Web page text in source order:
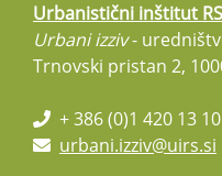
Urbanistični inštitut RS
Urbani izziv-
Trnovski pristan 2,
+ 386 (0)1 420 13 10
urbani.izziv@uirs.si